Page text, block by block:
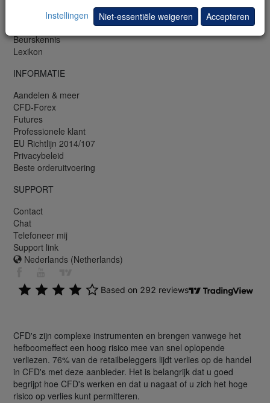
Instellingen
Niet-essentiële weigeren Accepteren
Mobiele demo
Beurskennis
Lexikon
INFORMATIE
Aandelen & meer
CFD-Forex
Futures
Professionele klant
EU Richtlijn 2014/107
Privacybeleid
Beste orderuitvoering
SUPPORT
Contact
Chat
Telefoneer mij
Support link
Nederlands (Netherlands)
CFD's zijn complexe instrumenten en brengen vanwege het
hefboomeffect een hoog risico mee van snel oplopende
verliezen. 76% van de retailbeleggers lijdt verlies op de handel
in CFD's met deze aanbieder. Het is belangrijk dat u goed
begrijpt hoe CFD's werken en dat u nagaat of u zich het hoge
risico op verlies kunt permitteren.